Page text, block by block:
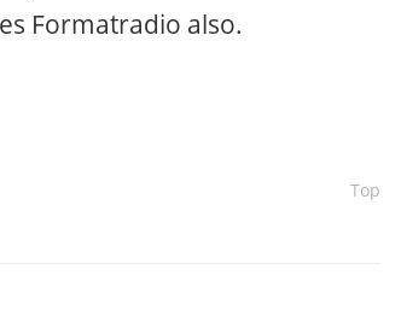
Formatradio also.
Top